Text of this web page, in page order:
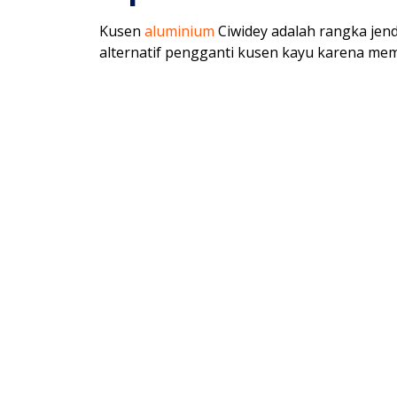
Kusen aluminium Ciwidey adalah rangka
alternatif pengganti kusen kayu karena